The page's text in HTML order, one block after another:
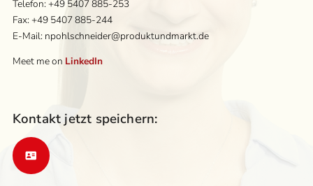
Telefon: +49 5407 885-253
Fax: +49 5407 885-244
E-Mail: npohlschneider@produktundmarkt.de
Meet me on LinkedIn
Kontakt jetzt speichern: